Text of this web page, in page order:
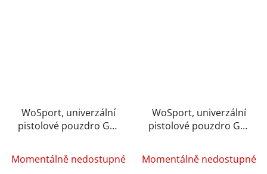
WoSport, univerzální
pistolové pouzdro GB-
Momentálně nedostupné
WoSport, univerzální
pistolové pouzdro GB-
Momentálně nedostupné